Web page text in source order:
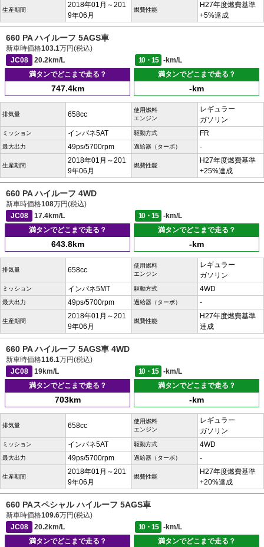
生産期間
2018年01月～201
9年06月
燃費性能
H27年度燃費基準
+5%達成
660 PA ハイルーフ 5AGS車
新車時価格103.1万円(税込)
JC08
20.2km/L 10・15
-km/L
満タンでどこまで走る？
747.4km
満タンでどこまで走る？
-km
排気量 658cc
使用燃料
エンジン
レギュラー
ガソリン
ミッション インパネ5AT 駆動方式 FR
最大出力 49ps/5700rpm 過給器（ターボ） -
生産期間
2018年01月～201
9年06月
燃費性能
H27年度燃費基準
+25%達成
660 PA ハイルーフ 4WD
新車時価格108万円(税込)
JC08
17.4km/L 10・15
-km/L
満タンでどこまで走る？
643.8km
満タンでどこまで走る？
-km
排気量 658cc
使用燃料
エンジン
レギュラー
ガソリン
ミッション インパネ5MT 駆動方式 4WD
最大出力 49ps/5700rpm 過給器（ターボ） -
生産期間
2018年01月～201
9年06月
燃費性能
H27年度燃費基準
達成
660 PA ハイルーフ 5AGS車 4WD
新車時価格116.1万円(税込)
JC08
19km/L 10・15
-km/L
満タンでどこまで走る？
703km
満タンでどこまで走る？
-km
排気量 658cc
使用燃料
エンジン
レギュラー
ガソリン
ミッション インパネ5AT 駆動方式 4WD
最大出力 49ps/5700rpm 過給器（ターボ） -
生産期間
2018年01月～201
9年06月
燃費性能
H27年度燃費基準
+20%達成
660 PAスペシャル ハイルーフ 5AGS車
新車時価格109.6万円(税込)
JC08
20.2km/L 10・15
-km/L
満タンでどこまで走る？
満タンでどこまで走る？